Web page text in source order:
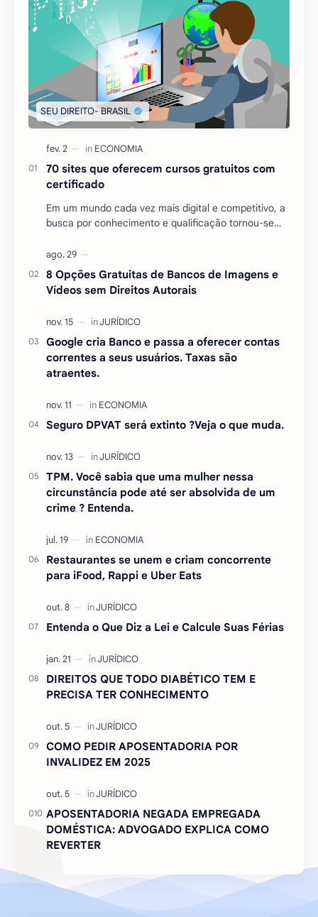
70 sites que oferecem cursos gratuitos com
certificado
Em um mundo cada vez mais digital e competitivo, a
busca por conhecimento e qualificação tornou-se
…
8 Opções Gratuitas de Bancos de Imagens e
Vídeos sem Direitos Autorais
Google cria Banco e passa a oferecer contas
correntes a seus usuários. Taxas são
atraentes.
Seguro DPVAT será extinto ?Veja o que muda.
TPM. Você sabia que uma mulher nessa
circunstância pode até ser absolvida de um
crime ? Entenda.
Restaurantes se unem e criam concorrente
para iFood, Rappi e Uber Eats
Entenda o Que Diz a Lei e Calcule Suas Férias
DIREITOS QUE TODO DIABÉTICO TEM E
PRECISA TER CONHECIMENTO
COMO PEDIR APOSENTADORIA POR
INVALIDEZ EM 2025
APOSENTADORIA NEGADA EMPREGADA
DOMÉSTICA: ADVOGADO EXPLICA COMO
REVERTER